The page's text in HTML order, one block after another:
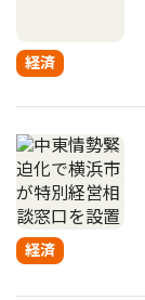
経済
経済